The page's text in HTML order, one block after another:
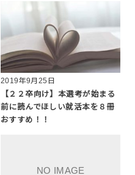
2019年9月25日
【２２卒向け】本選考が始まる
前に読んでほしい就活本を８冊
おすすめ！！